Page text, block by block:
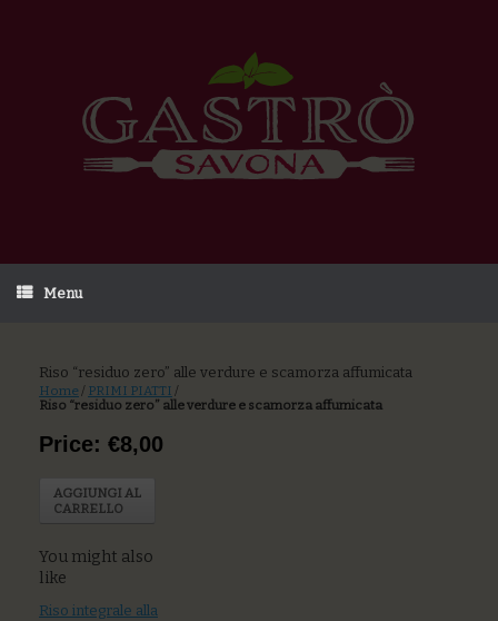
Menu
Riso “residuo zero” alle verdure e scamorza affumicata
Home / PRIMI PIATTI /
Riso “residuo zero” alle verdure e scamorza affumicata
Price: €8,00
AGGIUNGI AL
CARRELLO
You might also
like
Riso integrale alla